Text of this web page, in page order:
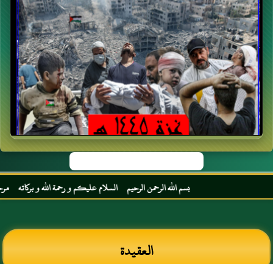
بسم الله الرحمن الرحيم السلام عليكم و رحمة الله و بركاته مرحبا
العقيدة